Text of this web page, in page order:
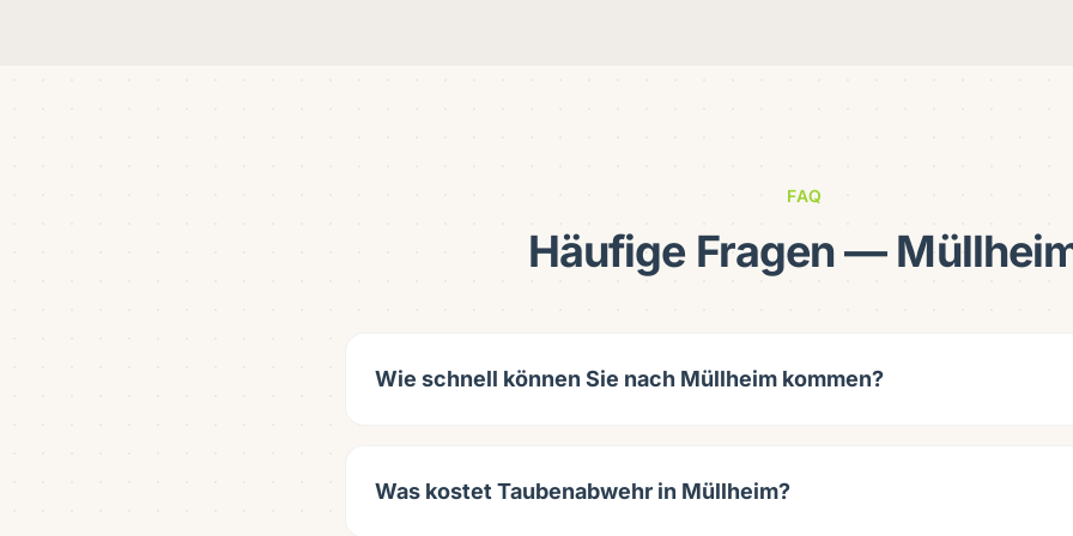
FAQ
Häufige Fragen —
Wie schnell können Sie nach Müllheim kommen?
Was kostet Taubenabwehr in Müllheim?